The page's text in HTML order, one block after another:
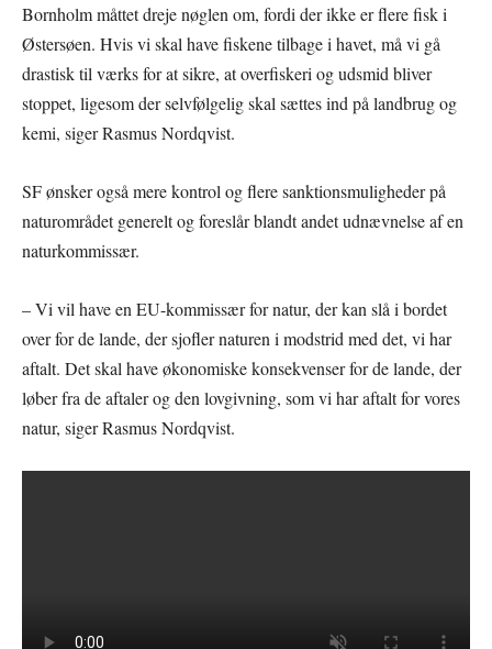
Bornholm måttet dreje nøglen om, fordi der ikke er flere fisk i
Østersøen. Hvis vi skal have fiskene tilbage i havet, må vi gå
drastisk til værks for at sikre, at overfiskeri og udsmid bliver
stoppet, ligesom der selvfølgelig skal sættes ind på landbrug og
kemi, siger Rasmus Nordqvist.
SF ønsker også mere kontrol og flere sanktionsmuligheder på
naturområdet generelt og foreslår blandt andet udnævnelse af en
naturkommissær.
– Vi vil have en EU-kommissær for natur, der kan slå i bordet
over for de lande, der sjofler naturen i modstrid med det, vi har
aftalt. Det skal have økonomiske konsekvenser for de lande, der
løber fra de aftaler og den lovgivning, som vi har aftalt for vores
natur, siger Rasmus Nordqvist.